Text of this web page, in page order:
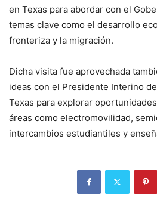
en Texas para abordar con el
temas clave como el desarrollo
fronteriza y la migración.
Dicha visita fue aprovechada
ideas con el Presidente Interino
Texas para explorar
áreas como electromovilidad,
intercambios estudiantiles y